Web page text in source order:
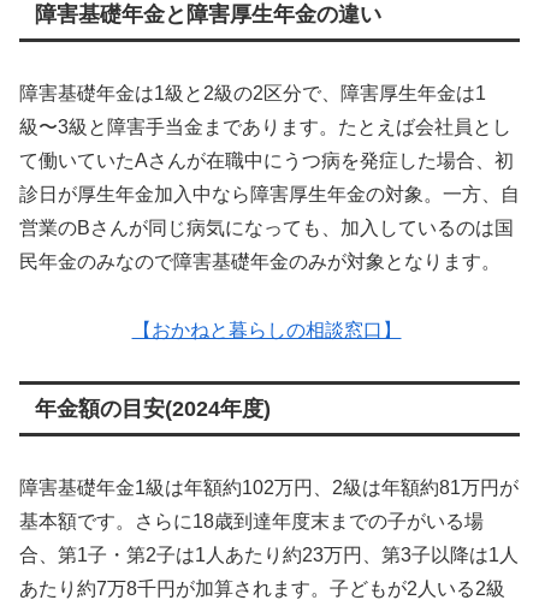
障害基礎年金と障害厚生年金の違い
障害基礎年金は1級と2級の2区分で、障害厚生年金は1
級〜3級と障害手当金まであります。たとえば会社員とし
て働いていたAさんが在職中にうつ病を発症した場合、初
診日が厚生年金加入中なら障害厚生年金の対象。一方、自
営業のBさんが同じ病気になっても、加入しているのは国
民年金のみなので障害基礎年金のみが対象となります。
【おかねと暮らしの相談窓口】
年金額の目安(2024年度)
障害基礎年金1級は年額約102万円、2級は年額約81万円が
基本額です。さらに18歳到達年度末までの子がいる場
合、第1子・第2子は1人あたり約23万円、第3子以降は1人
あたり約7万8千円が加算されます。子どもが2人いる2級